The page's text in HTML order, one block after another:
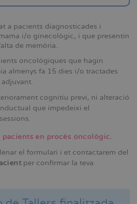
a pacients diagnosticades i
i/o ginecològic, i que presentin
de memòria.
oncològiques que hagin
almenys fa 15 dies i/o tractades
cognitiu previ, ni alteració
que impedeixi el
en procés oncològic.
el formulari i et contactarem del
per confirmar la teva